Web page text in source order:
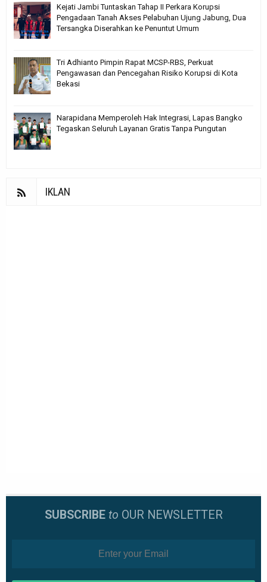
Kejati Jambi Tuntaskan Tahap II Perkara Korupsi
Pengadaan Tanah Akses Pelabuhan Ujung Jabung, Dua
Tersangka Diserahkan ke Penuntut Umum
Tri Adhianto Pimpin Rapat MCSP-RBS, Perkuat
Pengawasan dan Pencegahan Risiko Korupsi di Kota
Bekasi
Narapidana Memperoleh Hak Integrasi, Lapas Bangko
Tegaskan Seluruh Layanan Gratis Tanpa Pungutan
IKLAN
SUBSCRIBE to OUR NEWSLETTER